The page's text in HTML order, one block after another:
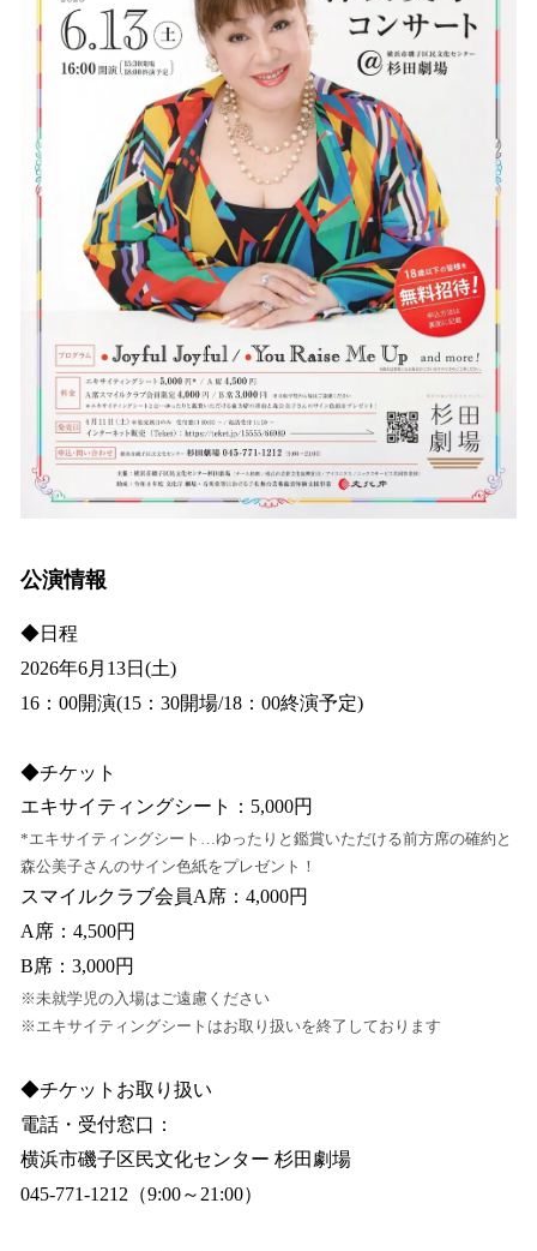
公演情報
◆日程
2026年6月13日(土)
16：00開演(15：30開場/18：00終演予定)
◆チケット
エキサイティングシート：5,000円
*エキサイティングシート…ゆったりと鑑賞いただける前方席の確約と
森公美子さんのサイン色紙をプレゼント！
スマイルクラブ会員A席：4,000円
A席：4,500円
B席：3,000円
※未就学児の入場はご遠慮ください
※エキサイティングシートはお取り扱いを終了しております
◆チケットお取り扱い
電話・受付窓口：
横浜市磯子区民文化センター 杉田劇場
045-771-1212（9:00～21:00）